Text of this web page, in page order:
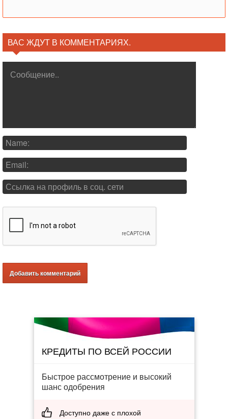
ВАС ЖДУТ В КОММЕНТАРИЯХ.
КРЕДИТЫ ПО ВСЕЙ РОССИИ
Быстрое рассмотрение и высокий
шанс одобрения
Доступно даже с плохой